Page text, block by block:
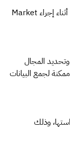
هناك عدة أخطاء شائعة يمكن أن يرتكبها الأشخاص أثناء إجراء Market
المجال
لجمع البيانات
وذلك